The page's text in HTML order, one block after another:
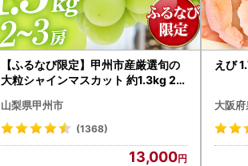
【ふるなび限定】甲州市産厳選旬の
大粒シャインマスカット 約1.3kg 2
472 FN-Limited-VO シャインマス
カット フルーツ
山梨県甲州市
(1368)
13,000
えび
大阪